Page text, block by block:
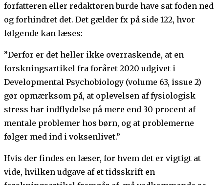
forfatteren eller redaktøren burde have sat foden ned
og forhindret det. Det gælder fx på side 122, hvor
følgende kan læses:
”Derfor er det heller ikke overraskende, at en
forskningsartikel fra foråret 2020 udgivet i
Developmental Psychobiology (volume 63, issue 2)
gør opmærksom på, at oplevelsen af fysiologisk
stress har indflydelse på mere end 30 procent af
mentale problemer hos børn, og at problemerne
følger med ind i voksenlivet.”
Hvis der findes en læser, for hvem det er vigtigt at
vide, hvilken udgave af et tidsskrift en